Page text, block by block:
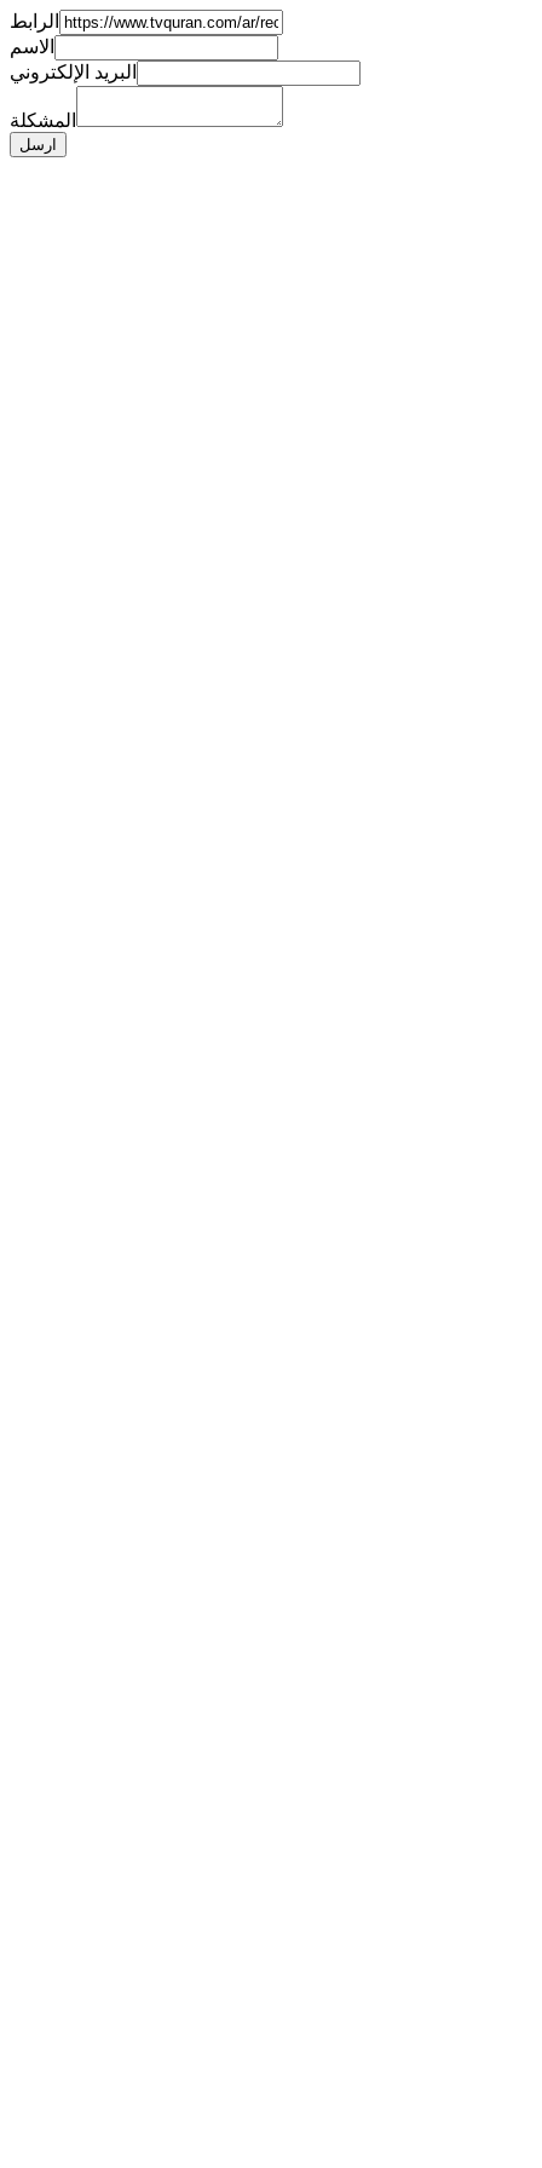
الرابط
الاسم
البريد الإلكتروني
المشكلة
ارسل